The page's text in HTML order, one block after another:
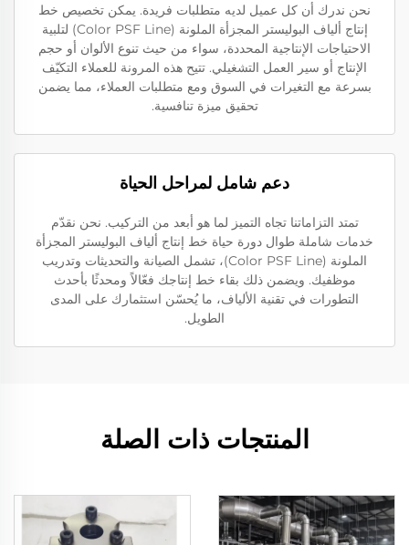
نحن ندرك أن كل عميل لديه متطلبات فريدة. يمكن تخصيص خط
إنتاج ألياف البوليستر المجزأة الملونة (Color PSF Line) لتلبية
الاحتياجات الإنتاجية المحددة، سواء من حيث تنوع الألوان أو حجم
الإنتاج أو سير العمل التشغيلي. تتيح هذه المرونة للعملاء التكيّف
بسرعة مع التغيرات في السوق ومع متطلبات العملاء، مما يضمن
تحقيق ميزة تنافسية.
دعم شامل لمراحل الحياة
تمتد التزاماتنا تجاه التميز لما هو أبعد من التركيب. نحن نقدّم
خدمات شاملة طوال دورة حياة خط إنتاج ألياف البوليستر المجزأة
الملونة (Color PSF Line)، تشمل الصيانة والتحديثات وتدريب
موظفيك. ويضمن ذلك بقاء خط إنتاجك فعّالاً ومحدثًا بأحدث
التطورات في تقنية الألياف، ما يُحسّن استثمارك على المدى
الطويل.
المنتجات ذات الصلة